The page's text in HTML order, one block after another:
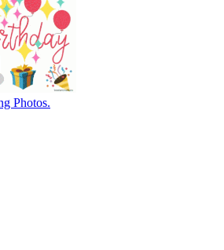
Photos.